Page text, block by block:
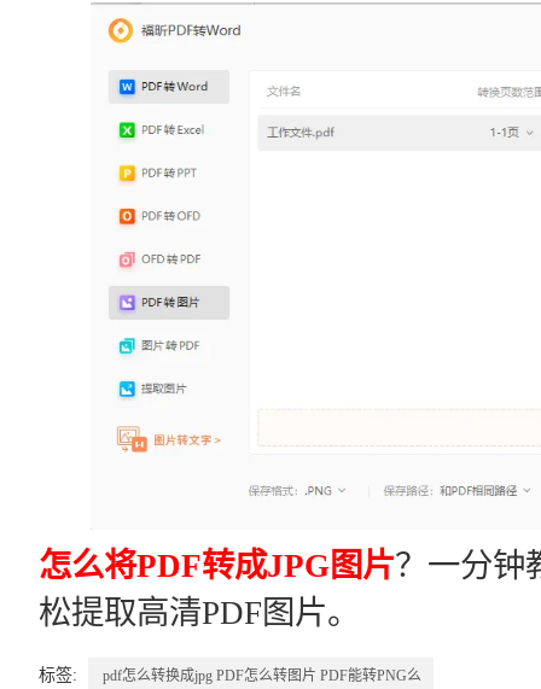
怎么将PDF转成JPG图片？一分钟
松提取高清PDF图片。
标签: pdf怎么转换成jpg PDF怎么转图片 PDF能转PNG么